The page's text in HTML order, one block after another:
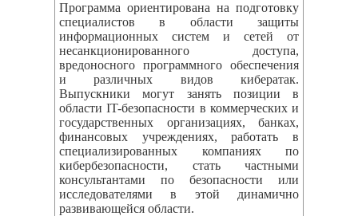
Программа ориентирована на подготовку
специалистов в области защиты
информационных систем и сетей от
несанкционированного доступа,
вредоносного программного обеспечения
и различных видов кибератак.
Выпускники могут занять позиции в
области IT-безопасности в коммерческих и
государственных организациях, банках,
финансовых учреждениях, работать в
специализированных компаниях по
кибербезопасности, стать частными
консультантами по безопасности или
исследователями в этой динамично
развивающейся области.